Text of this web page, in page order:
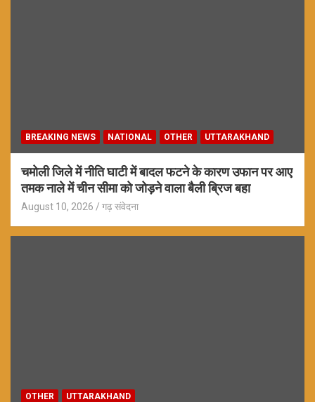
BREAKING NEWS NATIONAL OTHER UTTARAKHAND
चमोली जिले में नीति घाटी में बादल फटने के कारण उफान पर आए
तमक नाले में चीन सीमा को जोड़ने वाला बैली ब्रिज बहा
August 10, 2026 गढ़ संवेदना
OTHER UTTARAKHAND